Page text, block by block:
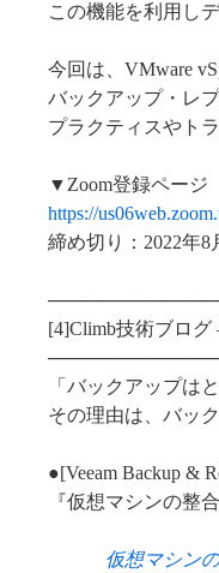
この機能を利用し
今回は、VMware
バックアップ・レ
プラクティスやト
▼Zoom登録ページ
https://
締め切り：2022年8
[4]Climb技術ブロ
「バックアップは
その理由は、バッ
●[Veeam Backup &
『仮想マシンの整
仮想マシン